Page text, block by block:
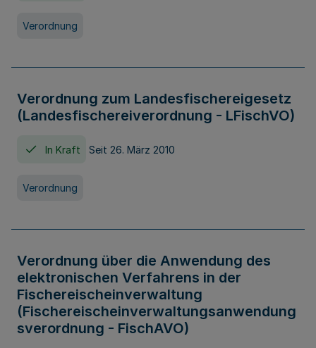
Verordnung
Verordnung zum Landesfischereigesetz
(Landesfischereiverordnung - LFischVO)
In Kraft Seit 26. März 2010
Verordnung
Verordnung über die Anwendung des
elektronischen Verfahrens in der
Fischereischeinverwaltung
(Fischereischeinverwaltungsanwendung
sverordnung - FischAVO)